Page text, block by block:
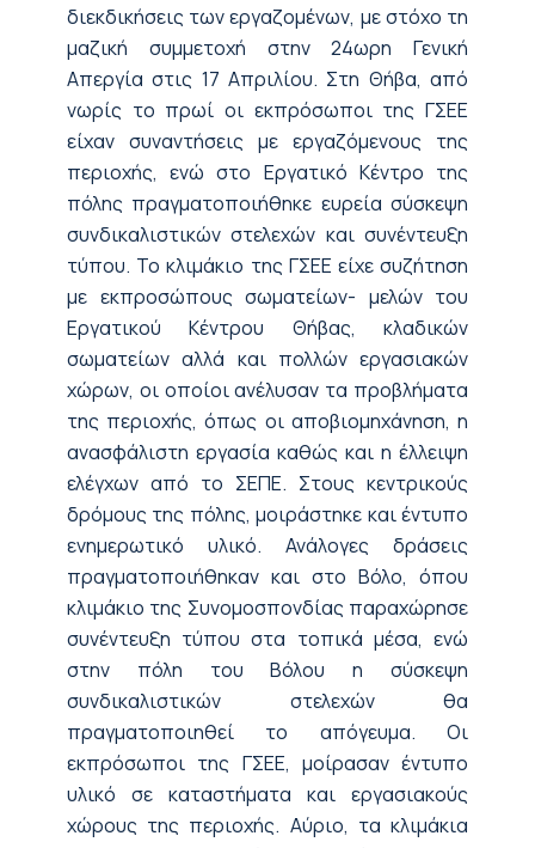
διεκδικήσεις των εργαζομένων, με στόχο τη
μαζική συμμετοχή στην 24ωρη Γενική
Απεργία στις 17 Απριλίου. Στη Θήβα, από
νωρίς το πρωί οι εκπρόσωποι της ΓΣΕΕ
είχαν συναντήσεις με εργαζόμενους της
περιοχής, ενώ στο Εργατικό Κέντρο της
πόλης πραγματοποιήθηκε ευρεία σύσκεψη
συνδικαλιστικών στελεχών και συνέντευξη
τύπου. Το κλιμάκιο της ΓΣΕΕ είχε συζήτηση
με εκπροσώπους σωματείων- μελών του
Εργατικού Κέντρου Θήβας, κλαδικών
σωματείων αλλά και πολλών εργασιακών
χώρων, οι οποίοι ανέλυσαν τα προβλήματα
της περιοχής, όπως οι αποβιομηχάνηση, η
ανασφάλιστη εργασία καθώς και η έλλειψη
ελέγχων από το ΣΕΠΕ. Στους κεντρικούς
δρόμους της πόλης, μοιράστηκε και έντυπο
ενημερωτικό υλικό. Ανάλογες δράσεις
πραγματοποιήθηκαν και στο Βόλο, όπου
κλιμάκιο της Συνομοσπονδίας παραχώρησε
συνέντευξη τύπου στα τοπικά μέσα, ενώ
στην πόλη του Βόλου η σύσκεψη
συνδικαλιστικών στελεχών θα
πραγματοποιηθεί το απόγευμα. Οι
εκπρόσωποι της ΓΣΕΕ, μοίρασαν έντυπο
υλικό σε καταστήματα και εργασιακούς
χώρους της περιοχής. Αύριο, τα κλιμάκια